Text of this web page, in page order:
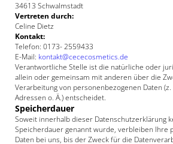
34613 Schwalmstadt
Vertreten durch:
Celine Dietz
Kontakt:
Telefon: 0173- 2559433
E-Mail: kontakt@cececosmetics.de
Verantwortliche Stelle ist die natürliche oder
allein oder gemeinsam mit anderen über die
Verarbeitung von personenbezogenen Daten (z.
Adressen o. Ä.) entscheidet.
Speicherdauer
Soweit innerhalb dieser Datenschutzerklärung
Speicherdauer genannt wurde, verbleiben Ihre
Daten bei uns, bis der Zweck für die